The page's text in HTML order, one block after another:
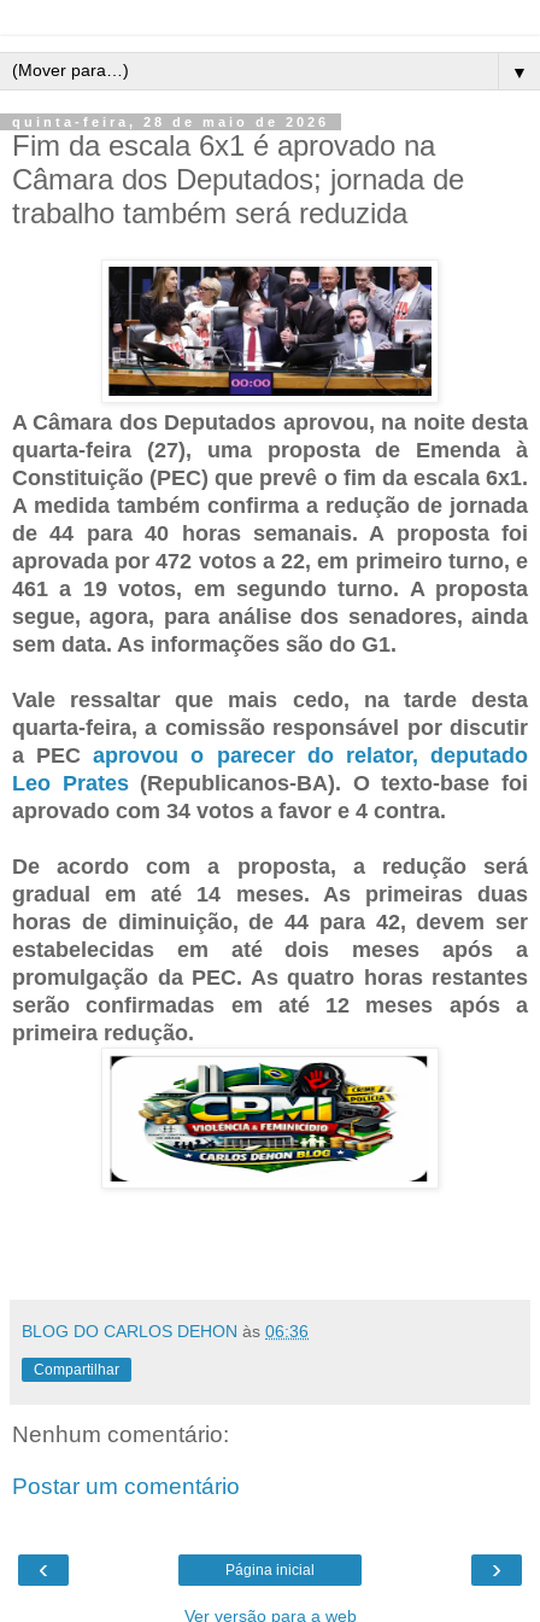
▼
quinta-feira, 28 de maio de 2026
Fim da escala 6x1 é aprovado na
Câmara dos Deputados; jornada de
trabalho também será reduzida
A Câmara dos Deputados aprovou, na noite desta
quarta-feira (27), uma proposta de Emenda à
Constituição (PEC) que prevê o fim da escala 6x1.
A medida também confirma a redução de jornada
de 44 para 40 horas semanais. A proposta foi
aprovada por 472 votos a 22, em primeiro turno, e
461 a 19 votos, em segundo turno. A proposta
segue, agora, para análise dos senadores, ainda
sem data. As informações são do G1.
Vale ressaltar que mais cedo, na tarde desta
quarta-feira, a comissão responsável por discutir
a PEC aprovou o parecer do relator, deputado
Leo Prates(Republicanos-BA). O texto-base foi
aprovado com 34 votos a favor e 4 contra.
De acordo com a proposta, a redução será
gradual em até 14 meses. As primeiras duas
horas de diminuição, de 44 para 42, devem ser
estabelecidas em até dois meses após a
promulgação da PEC. As quatro horas restantes
serão confirmadas em até 12 meses após a
primeira redução.
BLOG DO CARLOS DEHON às 06:36
Compartilhar
Nenhum comentário:
Postar um comentário
‹ ›
Página inicial
Ver versão para a web